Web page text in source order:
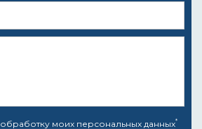
обработку моих персональных данных*